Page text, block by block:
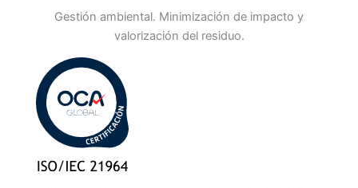
Gestión ambiental. Minimización de impacto y
valorización del residuo.